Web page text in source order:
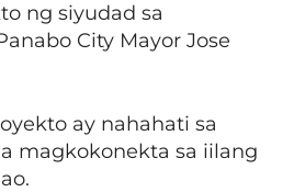
ng siyudad sa
City Mayor Jose
ay nahahati sa
magkokonekta sa iilang